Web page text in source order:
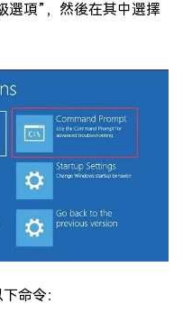
選項”，然後在其中選擇
命令：